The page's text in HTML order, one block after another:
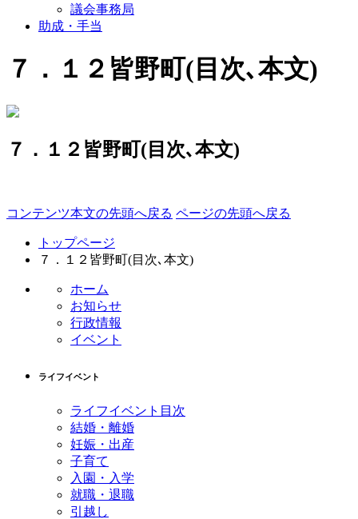
議会事務局
助成・手当
７．１２皆野町(目次､本文)
７．１２皆野町(目次､本文)
コンテンツ本文の先頭へ戻る ページの先頭へ戻る
トップページ
７．１２皆野町(目次､本文)
ホーム
お知らせ
行政情報
イベント
ライフイベント
ライフイベント目次
結婚・離婚
妊娠・出産
子育て
入園・入学
就職・退職
引越し